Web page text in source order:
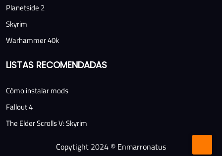
Planetside 2
Skyrim
Warhammer 40k
LISTAS RECOMENDADAS
Cómo instalar mods
Fallout 4
The Elder Scrolls V: Skyrim
Copytight 2024 © Enmarronatus